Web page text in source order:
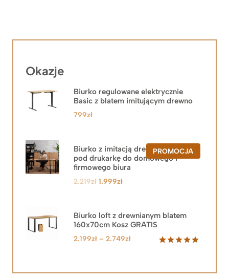
Okazje
Biurko regulowane elektrycznie
Basic z blatem imitującym drewno
799zł
PROMOCJAPRODUKT
W
Biurko z imitacją drewna z szafką
pod drukarkę do domowego i
firmowego biura
2.219zł Pierwotna
2.219zł.
1.999złAktualna
1.999zł.
Biurko loft z drewnianym blatem
160x70cm Kosz GRATIS
2.199zł – 2.749złZakres
2.199zł